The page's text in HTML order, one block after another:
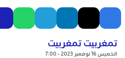
تمغربيت تمغربيت
الخميس 16 نوفمبر 2023 - 7:00